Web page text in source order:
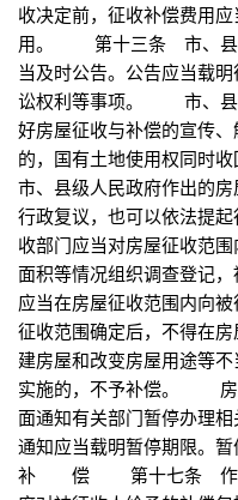
收决定前，征收补偿费用
用。 第十三条 市、县级
当及时公告。公告应当载
讼权利等事项。 市、县
好房屋征收与补偿的宣
的，国有土地使用权同
市、县级人民政府作出的
行政复议，也可以依法
收部门应当对房屋征收范
面积等情况组织调查登记
应当在房屋征收范围内
征收范围确定后，不得在
建房屋和改变房屋用途等
实施的，不予补偿。 房
面通知有关部门暂停办理
通知应当载明暂停期限。
补 偿 第十七条 作出房